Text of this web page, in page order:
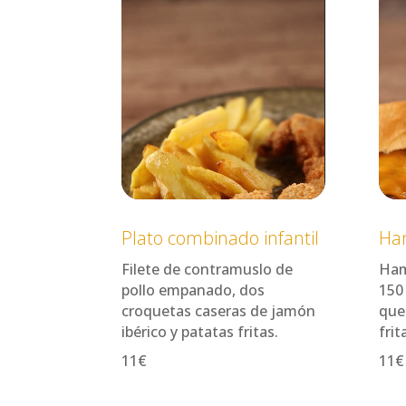
Plato combinado infantil
Filete de contramuslo de
pollo empanado, dos
croquetas caseras de jamón
ibérico y patatas fritas.
11€
11€